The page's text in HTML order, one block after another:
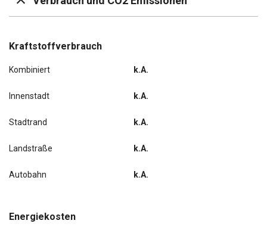
Kraftstoffverbrauch
Kombiniert k.A.
Innenstadt k.A.
Stadtrand k.A.
Landstraße k.A.
Autobahn k.A.
Energiekosten